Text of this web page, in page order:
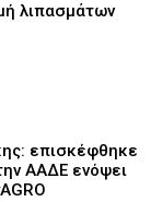
λιπασμάτων
επισκέφθηκε
ΑΑΔΕ ενόψει